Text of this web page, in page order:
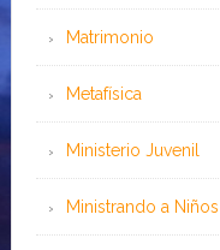
Matrimonio
Metafísica
Ministerio Juvenil
Ministrando a Niños